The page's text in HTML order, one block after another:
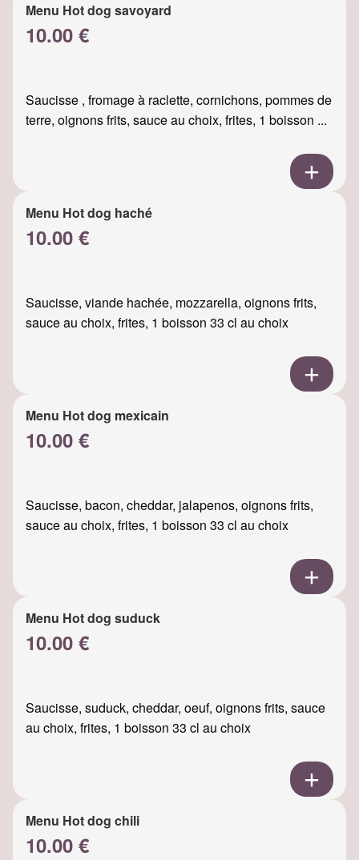
Menu Hot dog savoyard
10.00 €
Saucisse , fromage à raclette, cornichons, pommes de
terre, oignons frits, sauce au choix, frites, 1 boisson ...
Menu Hot dog haché
10.00 €
Saucisse, viande hachée, mozzarella, oignons frits,
sauce au choix, frites, 1 boisson 33 cl au choix
Menu Hot dog mexicain
10.00 €
Saucisse, bacon, cheddar, jalapenos, oignons frits,
sauce au choix, frites, 1 boisson 33 cl au choix
Menu Hot dog suduck
10.00 €
Saucisse, suduck, cheddar, oeuf, oignons frits, sauce
au choix, frites, 1 boisson 33 cl au choix
Menu Hot dog chili
10.00 €